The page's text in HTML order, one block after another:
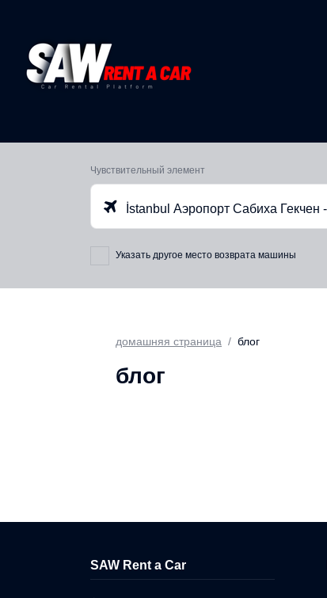
Чувствительный элемент
İstanbul Аэропорт Сабиха Гекчен
Указать другое место возврата машины
домашняя страница блог
блог
SAW Rent a Car